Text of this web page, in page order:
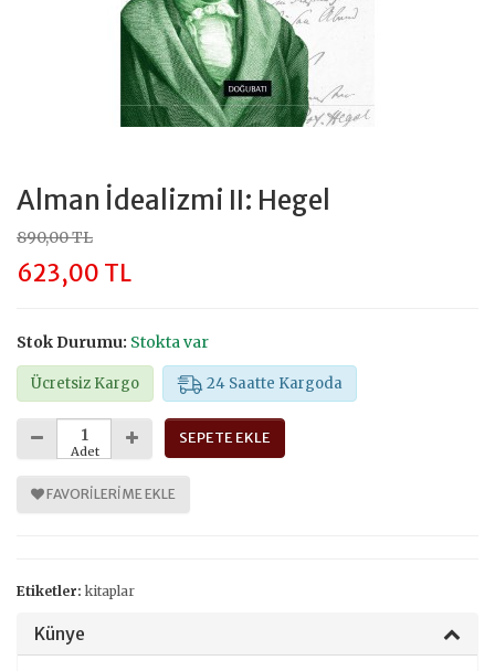
Alman İdealizmi II: Hegel
890,00 TL
623,00 TL
Stok Durumu: Stokta var
Ücretsiz Kargo 24 Saatte Kargoda
Adet
SEPETE EKLE
FAVORILERIME EKLE
Etiketler: kitaplar
Künye